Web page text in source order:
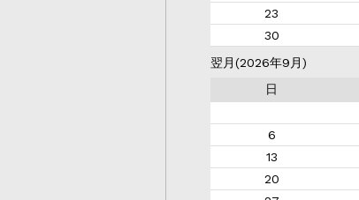
23
30
翌月(2026年9月)
日
6
13
20